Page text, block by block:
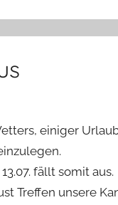
einiger
fällt somit aus.
Treffen unsere